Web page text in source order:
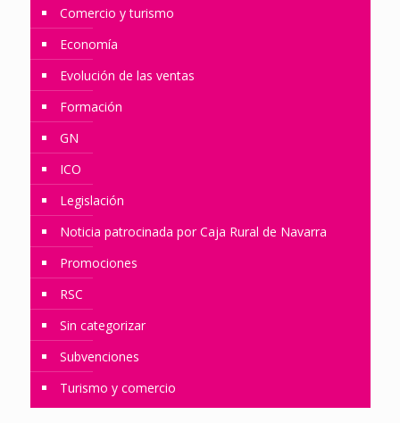
Comercio y turismo
Economía
Evolución de las ventas
Formación
GN
ICO
Legislación
Noticia patrocinada por Caja Rural de Navarra
Promociones
RSC
Sin categorizar
Subvenciones
Turismo y comercio